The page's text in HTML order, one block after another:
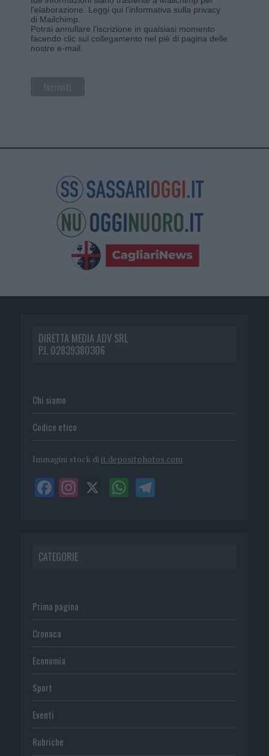
l'elaborazione. Leggi qui l'informativa sulla privacy
di Mailchimp
Potrai annullare l'iscrizione in qualsiasi momento
facendo clic sul collegamento nel piè di pagina delle
nostre e-mail.
DIRETTA MEDIA ADV SRL
P.I. 02839380306
Chi siamo
Codice etico
Immagini stock di it.depositphotos.com
CATEGORIE
Prima pagina
Cronaca
Economia
Sport
Eventi
Rubriche